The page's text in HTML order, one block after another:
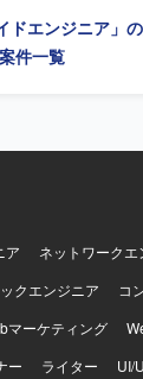
ドエンジニア」
件一覧
ア ネットワークエ
クエンジニア コ
マーケティング
ー ライター UI/